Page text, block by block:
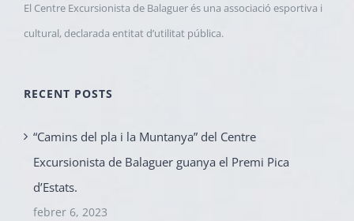
El Centre Excursionista de Balaguer és una associació esportiva i
cultural, declarada entitat d’utilitat pública.
RECENT POSTS
“Camins del pla i la Muntanya” del Centre
Excursionista de Balaguer guanya el Premi Pica
d’Estats.
febrer 6, 2023